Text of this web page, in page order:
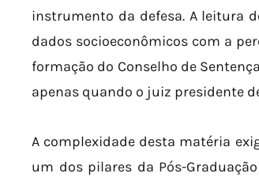
instrumento da defesa. A leitura
dados socioeconômicos com a
formação do Conselho de
apenas quando o juiz presidente
A complexidade desta matéria
um dos pilares da Pós-